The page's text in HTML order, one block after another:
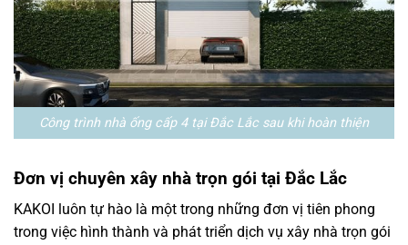
Công trình nhà ống cấp 4 tại Đắc Lắc sau khi hoàn thiện
Đơn vị chuyên xây nhà trọn gói tại Đắc Lắc
KAKOI luôn tự hào là một trong những đơn vị tiên phong
trong việc hình thành và phát triển dịch vụ xây nhà trọn gói